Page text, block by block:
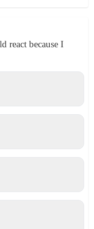
react because I